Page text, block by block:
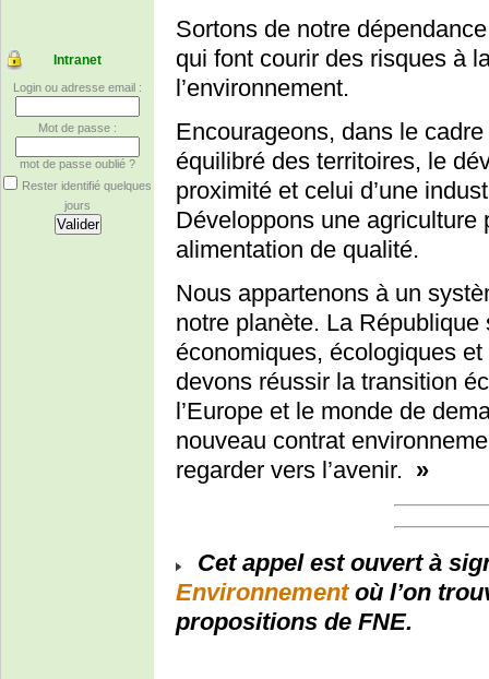
Intranet
Login ou adresse email :
Mot de passe :
mot de passe oublié ?
Rester identifié quelques
jours
Sortons de notre
qui font courir des risques à
l’environnement.
Encourageons, dans le
équilibré des territoires, le
proximité et celui d’une
Développons une agriculture
alimentation de qualité.
Nous appartenons à un
notre planète. La République
économiques, écologiques
devons réussir la transition
l’Europe et le monde de
nouveau contrat
regarder vers l’avenir. »
Cet appel est ouvert à
Environnement où l’on
propositions de FNE.